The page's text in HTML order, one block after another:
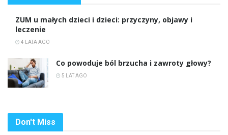
ZUM u małych dzieci i dzieci: przyczyny, objawy i
leczenie
4 LATA AGO
Co powoduje ból brzucha i zawroty głowy?
5 LAT AGO
Don't Miss